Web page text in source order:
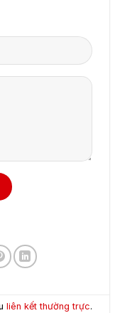
liên kết thường trực.